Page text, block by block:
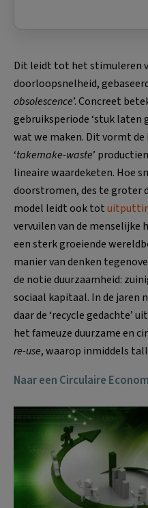
Dit leidt tot het stimuleren
doorloopsnelheid,
obsolescence’. Concreet
gebruiksperiode ‘stuk laten
wat we maken. Dit vormt
‘takemake-waste’
lineaire waardeketen. Hoe
doorstromen, des te groter
model leidt ook tot
vervuilen van de
een sterk groeiende
manier van denken
de notie duurzaamheid:
sociaal kapitaal. In de jaren
daar de ‘recycle gedachte’
het fameuze duurzame en
re-use, waarop inmiddels
Naar een Circulaire